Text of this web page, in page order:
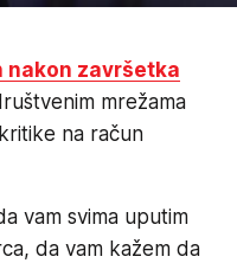
nakon završetka
mrežama
na račun
vam svima uputim
da vam kažem da